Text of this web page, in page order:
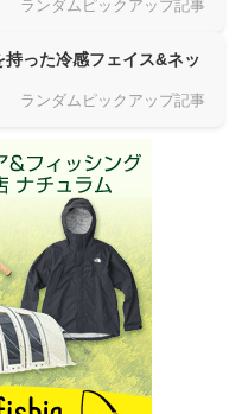
ランダムピックアップ記事
持った冷感フェイス&ネッ
ランダムピックアップ記事